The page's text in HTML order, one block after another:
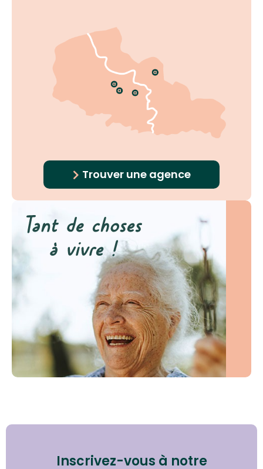
Trouver une agence
Inscrivez-vous à notre